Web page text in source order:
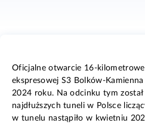
Oficjalne otwarcie 16-
ekspresowej S3 Bolków-
2024 roku. Na odcinku tym
najdłuższych tuneli w Polsce
w tunelu nastąpiło w kwietniu